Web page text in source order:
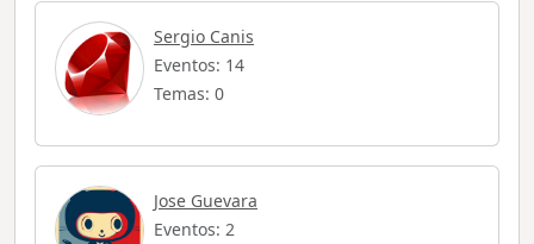
Sergio Canis
Eventos: 14
Temas: 0
Jose Guevara
Eventos: 2